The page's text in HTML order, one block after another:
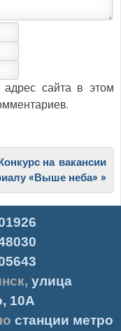
сайта в этом
на вакансии
«Выше неба» »
, улица
10А
станции метро